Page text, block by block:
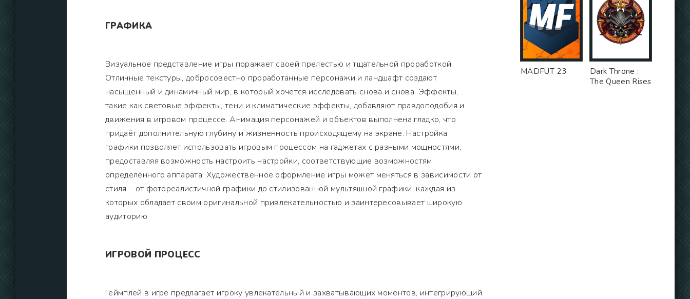
ГРАФИКА
Визуальное представление игры поражает своей прелестью и тщательной проработкой.
Отличные текстуры, добросовестно проработанные персонажи и ландшафт создают
насыщенный и динамичный мир, в который хочется исследовать снова и снова. Эффекты,
такие как световые эффекты, тени и климатические эффекты, добавляют правдоподобия и
движения в игровом процессе. Анимация персонажей и объектов выполнена гладко, что
придаёт дополнительную глубину и жизненность происходящему на экране. Настройка
графики позволяет использовать игровым процессом на гаджетах с разными мощностями,
предоставляя возможность настроить настройки, соответствующие возможностям
определённого аппарата. Художественное оформление игры может меняться в зависимости от
стиля – от фотореалистичной графики до стилизованной мультяшной графики, каждая из
которых обладает своим оригинальной привлекательностью и заинтересовывает широкую
аудиторию.
ИГРОВОЙ ПРОЦЕСС
Геймплей в игре предлагает игроку увлекательный и захватывающих моментов, интегрирующий
MADFUT 23
Dark Throne :
The Queen Rises